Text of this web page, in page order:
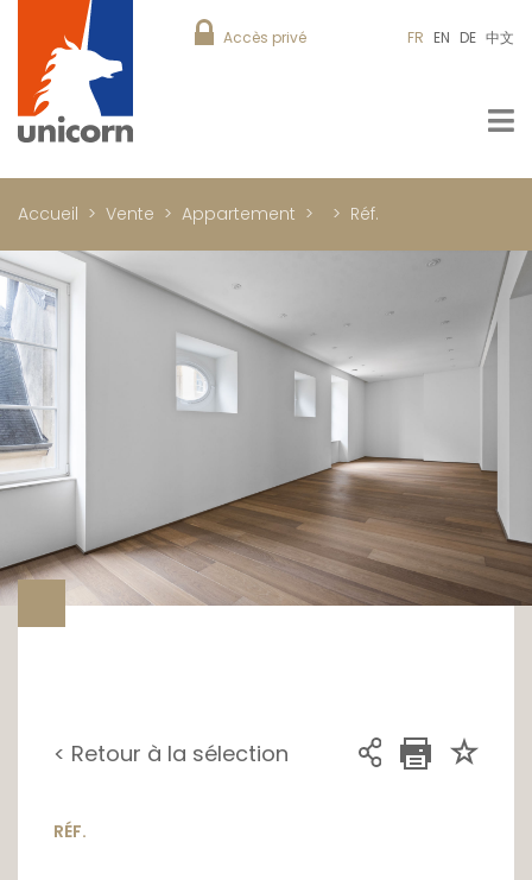
Accès privé FR EN DE 中文
Accueil Vente Appartement Réf.
< Retour à la sélection
RÉF.